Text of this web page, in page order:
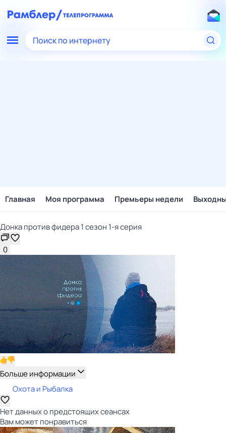
Поиск по интернету
Главная Моя программа Премьеры недели
Донка против фидера 1 сезон 1-я серия
0
Больше информации
Охота и Рыбалка
Нет данных о предстоящих сеансах
Вам может понравиться